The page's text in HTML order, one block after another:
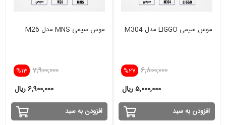
موس سیمی LIGGO مدل M304
%27 6,800,000
5,000,000 ریال
افزودن به سبد
موس سیمی MNS مدل M26
%13 7,900,000
6,900,000 ریال
افزودن به سبد